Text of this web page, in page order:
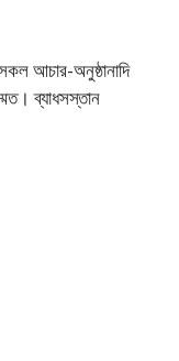
আচার-অনুষ্ঠানাদি
ব্যাধসস্তান